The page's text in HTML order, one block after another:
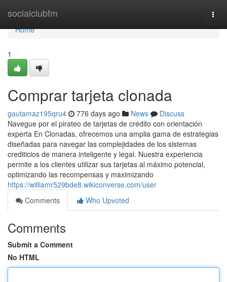
socialclubfm
Home
Home
1
Comprar tarjeta clonada
gautamaz195qru4 776 days ago News
Discuss
Navegue por el pirateo de tarjetas de crédito con orientación
experta En Clonadas, ofrecemos una amplia gama de estrategias
diseñadas para navegar las complejidades de los sistemas
crediticios de manera inteligente y legal. Nuestra experiencia
permite a los clientes utilizar sus tarjetas al máximo potencial,
optimizando las recompensas y maximizando
https://williamr529bde8.wikiconverse.com/user
Comments
Who Upvoted
Comments
Submit a Comment
No HTML